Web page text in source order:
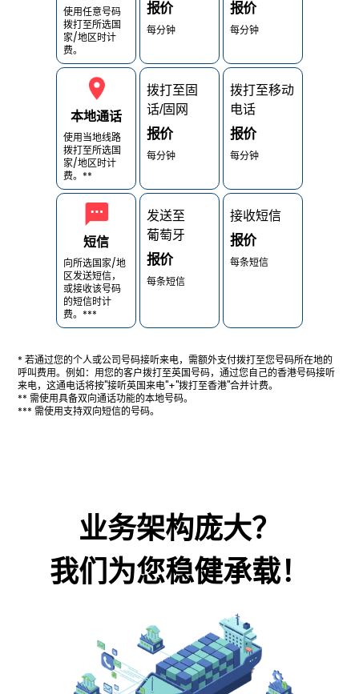
使用任意号码
拨打至所选国
家/地区时计
费。
本地通话
使用当地线路
拨打至所选国
家/地区时计
费。**
短信
向所选国家/地
区发送短信，
或接收该号码
的短信时计
费。***
报价
每分钟
拨打至固
话/固网
报价
每分钟
发送至
葡萄牙
报价
每条短信
报价
每分钟
拨打至移动
电话
报价
每分钟
接收短信
报价
每条短信
* 若通过您的个人或公司号码接听来电，需额外支付拨打至您号码所在地的
呼叫费用。例如：用您的客户拨打至英国号码，通过您自己的香港号码接听
来电，这通电话将按"接听英国来电"+"拨打至香港"合并计费。
** 需使用具备双向通话功能的本地号码。
*** 需使用支持双向短信的号码。
业务架构庞大？
我们为您稳健承载！